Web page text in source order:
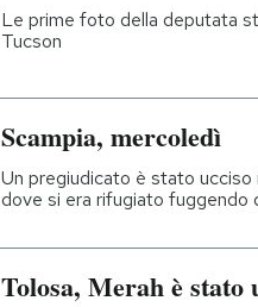
Le prime foto della deputata
Tucson
Scampia, mercoledì
Un pregiudicato è stato ucciso
dove si era rifugiato fuggendo
Tolosa, Merah è stato